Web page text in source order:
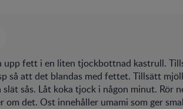
upp fett i en liten tjockbottnad kastrull.
så att det blandas med fettet. Tillsätt
slät sås. Låt koka tjock i någon minut. Rör
om det. Ost innehåller umami som ger